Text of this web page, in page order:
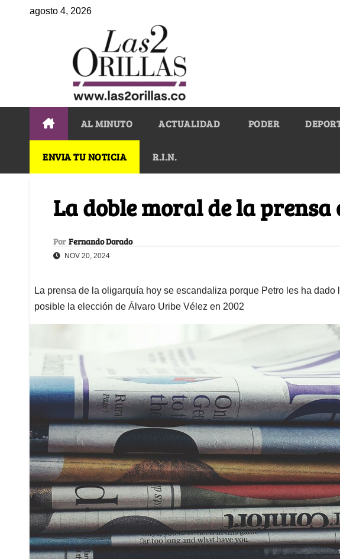
agosto 4, 2026
AL MINUTO ACTUALIDAD PODER
ENVIA TU NOTICIA R.I.N.
La doble moral de la
Por Fernando Dorado
NOV 20, 2024
La prensa de la oligarquía hoy se escandaliza porque Petro les ha
posible la elección de Álvaro Uribe Vélez en 2002